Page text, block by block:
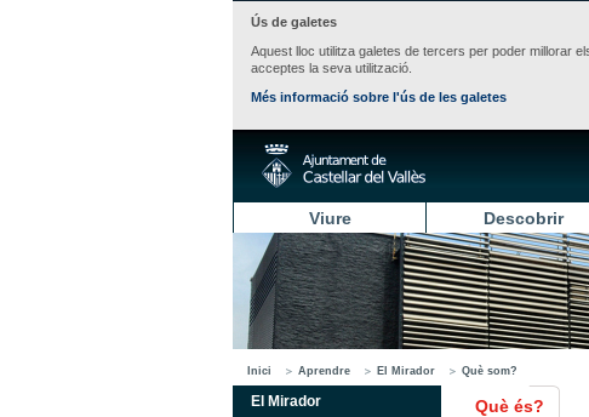
Ús de galetes
Aquest lloc utilitza galetes de tercers per poder millorar
acceptes la seva utilització.
Més informació sobre l'ús de les galetes
Viure Descobrir
Inici Aprendre El Mirador Què som?
El Mirador Què és?